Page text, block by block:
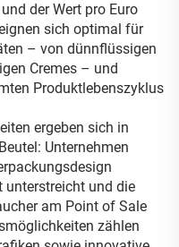
der Wert pro Euro
sich optimal für
– von dünnflüssigen
Cremes – und
Produktlebenszyklus
ergeben sich in
Unternehmen
und die
am Point of Sale
zählen